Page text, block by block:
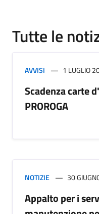
Tutte le
AVVISI 1 LUGLIO
Scadenza carte
PROROGA
NOTIZIE 30
Appalto per i